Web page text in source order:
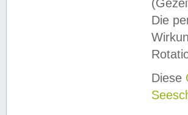
Die
Diese